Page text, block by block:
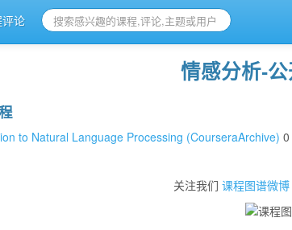
评论
情感分析-
to Natural Language Processing (CourseraArchive)
关注我们 课程图谱微博